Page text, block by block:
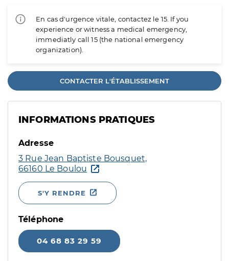
En cas d'urgence vitale, contactez le 15. If you
experience or witness a medical emergency,
immediatly call 15 (the national emergency
organization).
CONTACTER L'ÉTABLISSEMENT
INFORMATIONS PRATIQUES
Adresse
3 Rue Jean Baptiste Bousquet,
66160 Le Boulou
S'Y RENDRE
Téléphone
04 68 83 29 59